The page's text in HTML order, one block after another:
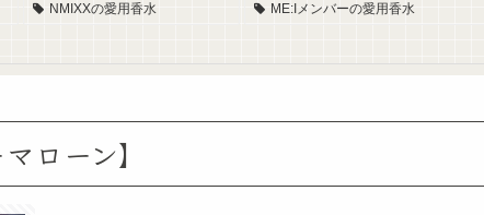
NMIXXの愛用香水 ME:Iメンバーの愛用香水
ローン】